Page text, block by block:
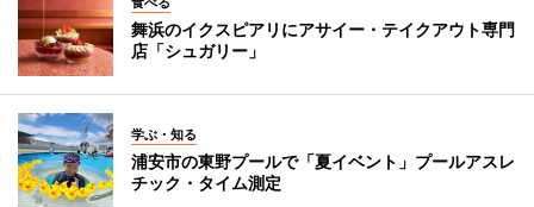
舞浜のイクスピアリにアサイー・テイクアウト専門
店「シュガリー」
学ぶ・知る
浦安市の東野プールで「夏イベント」プールアスレ
チック・タイム測定